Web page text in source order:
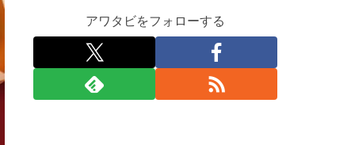
アワタビをフォローする